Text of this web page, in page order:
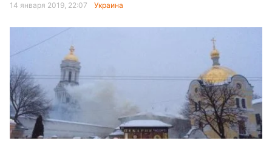
14 января 2019, 22:07 Украина